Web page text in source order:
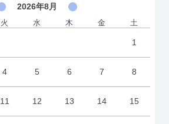
2026年8月
火 水 木 金 土
1
4 5 6 7 8
11 12 13 14 15